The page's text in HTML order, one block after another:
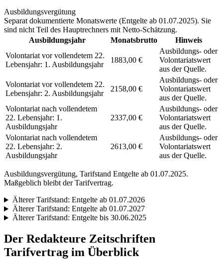
Ausbildungsvergütung
Separat dokumentierte Monatswerte (Entgelte ab 01.07.2025). Sie
sind nicht Teil des Hauptrechners mit Netto-Schätzung.
Ausbildungsjahr
Monatsbrutto
Hinweis
Volontariat vor vollendetem 22.
Lebensjahr: 1. Ausbildungsjahr
1883,00 €
Ausbildungs- oder
Volontariatswert
aus der Quelle.
Volontariat vor vollendetem 22.
Lebensjahr: 2. Ausbildungsjahr
2158,00 €
Ausbildungs- oder
Volontariatswert
aus der Quelle.
Volontariat nach vollendetem
22. Lebensjahr: 1.
Ausbildungsjahr
2337,00 €
Ausbildungs- oder
Volontariatswert
aus der Quelle.
Volontariat nach vollendetem
22. Lebensjahr: 2.
Ausbildungsjahr
2613,00 €
Ausbildungs- oder
Volontariatswert
aus der Quelle.
Ausbildungsvergütung, Tarifstand Entgelte ab 01.07.2025.
Maßgeblich bleibt der Tarifvertrag.
Älterer Tarifstand: Entgelte ab 01.07.2026
Älterer Tarifstand: Entgelte ab 01.07.2027
Älterer Tarifstand: Entgelte bis 30.06.2025
Der Redakteure Zeitschriften
Tarifvertrag im Überblick